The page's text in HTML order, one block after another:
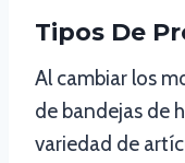
Tipos De
Al cambiar los
de bandejas de
variedad de